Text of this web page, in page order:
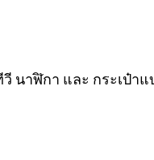
นาฬิกา และ กระเป๋าแ